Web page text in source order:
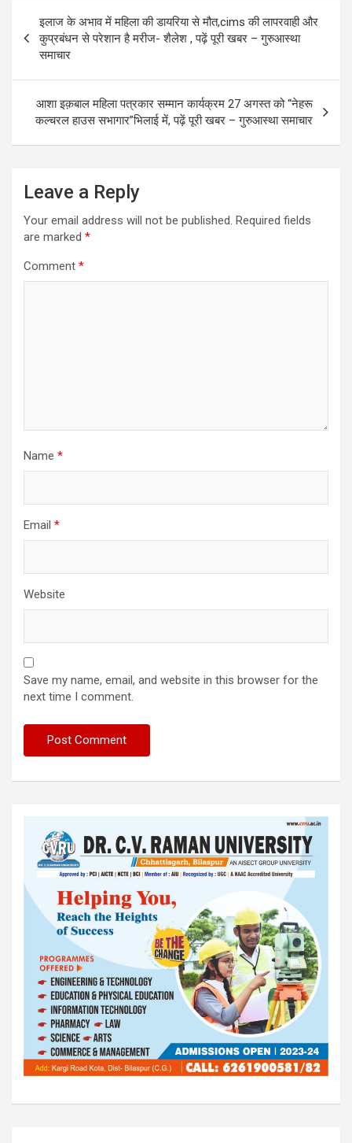
o
o
k
d
n
e
navigation
इलाज के अभाव में महिला की डायरिया से मौत,cims की लापरवाही और
कुप्रबंधन से परेशान है मरीज- शैलेश , पढ़ें पूरी खबर – गुरुआस्था
समाचार
आशा इक़बाल महिला पत्रकार सम्मान कार्यक्रम 27 अगस्त को “नेहरू
कल्चरल हाउस सभागार”भिलाई में, पढ़ें पूरी खबर – गुरुआस्था समाचार
Leave a Reply
Your email address will not be published. Required fields
are marked *
Comment *
Name *
Email *
Website
Save my name, email, and website in this browser for the
next time I comment.